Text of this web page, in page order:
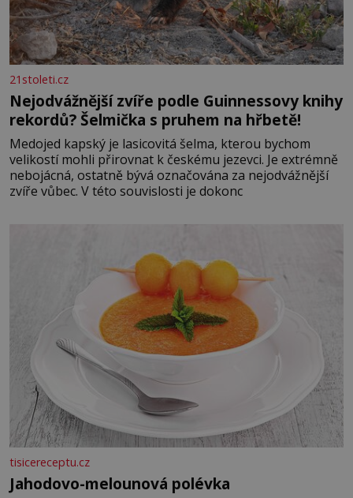
21stoleti.cz
Nejodvážnější zvíře podle Guinnessovy knihy
rekordů? Šelmička s pruhem na hřbetě!
Medojed kapský je lasicovitá šelma, kterou bychom
velikostí mohli přirovnat k českému jezevci. Je extrémně
nebojácná, ostatně bývá označována za nejodvážnější
zvíře vůbec. V této souvislosti je dokonc
tisicereceptu.cz
Jahodovo-melounová polévka